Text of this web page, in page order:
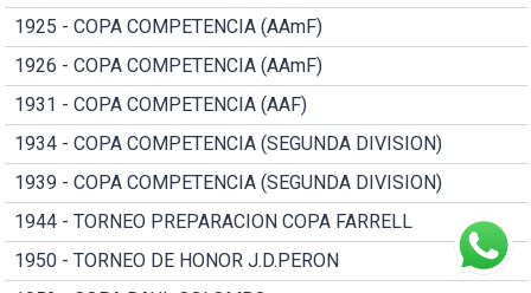
1925 - COPA COMPETENCIA (AAmF)
1926 - COPA COMPETENCIA (AAmF)
1931 - COPA COMPETENCIA (AAF)
1934 - COPA COMPETENCIA (SEGUNDA DIVISION)
1939 - COPA COMPETENCIA (SEGUNDA DIVISION)
1944 - TORNEO PREPARACION COPA FARRELL
1950 - TORNEO DE HONOR J.D.PERON